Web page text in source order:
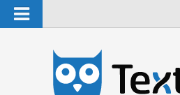
Navigation